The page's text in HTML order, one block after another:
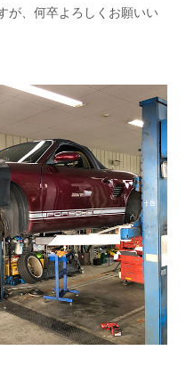
が、何卒よろしくお願いい